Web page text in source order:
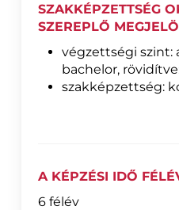
SZAKKÉPZETTSÉG
SZEREPLŐ
végzettségi szint:
bachelor,
szakképzettség:
A KÉPZÉSI IDŐ
6 félév